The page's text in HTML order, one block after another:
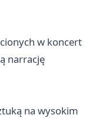
w koncert
narrację
na wysokim